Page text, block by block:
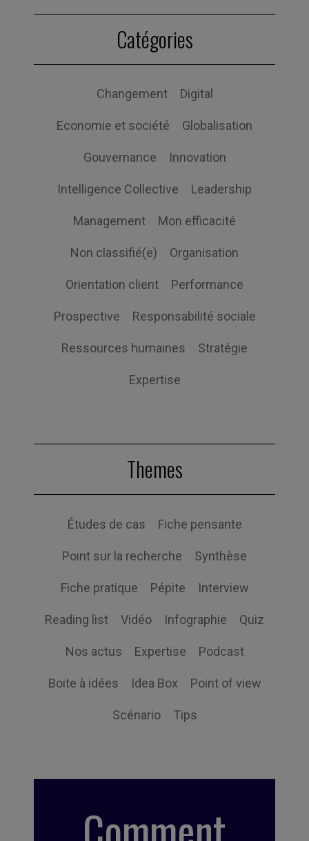
Catégories
Changement Digital
Economie et société Globalisation
Gouvernance Innovation
Intelligence Collective Leadership
Management Mon efficacité
Non classifié(e) Organisation
Orientation client Performance
Prospective Responsabilité sociale
Ressources humaines Stratégie
Expertise
Themes
Études de cas Fiche pensante
Point sur la recherche Synthèse
Fiche pratique Pépite Interview
Reading list Vidéo Infographie Quiz
Nos actus Expertise Podcast
Boite à idées Idea Box Point of view
Scénario Tips